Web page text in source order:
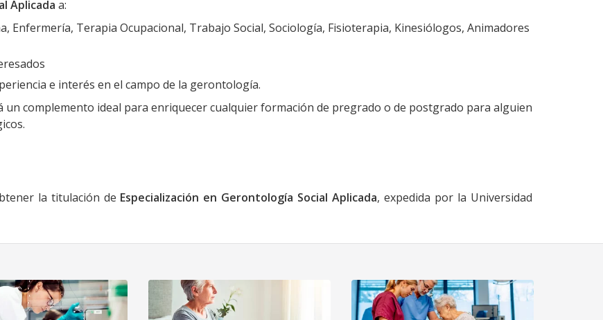
Aplicada a:
Enfermería, Terapia Ocupacional, Trabajo Social, Sociología, Fisioterapia, Kinesiólogos, Animadores
e interés en el campo de la gerontología.
un complemento ideal para enriquecer cualquier formación de pregrado o de postgrado para alguien
la titulación de Especialización en Gerontología Social Aplicada, expedida por la Universidad